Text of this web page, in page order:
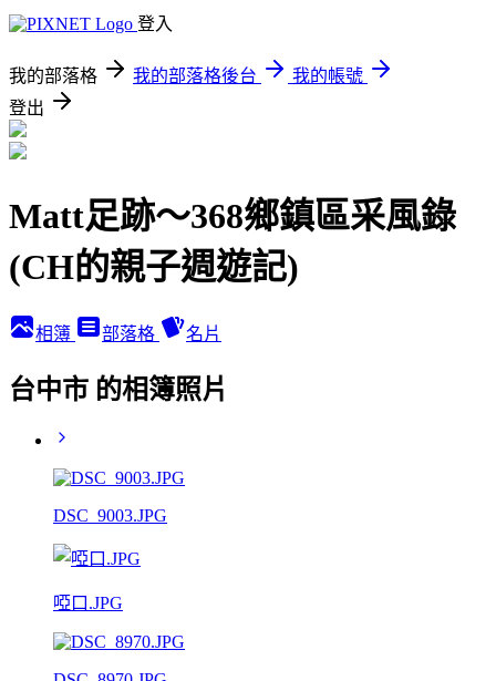
登入
我的部落格 我的部落格後台
我的帳號
登出
Matt足跡～368鄉鎮區采風錄
(CH的親子週遊記)
相簿 部落格 名片
台中市 的相簿照片
DSC_9003.JPG
啞口.JPG